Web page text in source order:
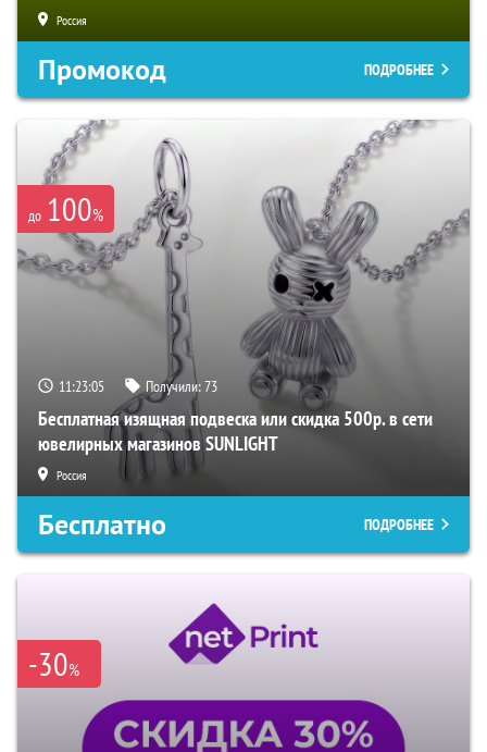
Россия
Промокод ПОДРОБНЕЕ
до 100%
11:23:04 Получили:73
Бесплатная изящная подвеска или скидка 500р. в сети
ювелирных магазинов SUNLIGHT
Россия
Бесплатно ПОДРОБНЕЕ
-30%